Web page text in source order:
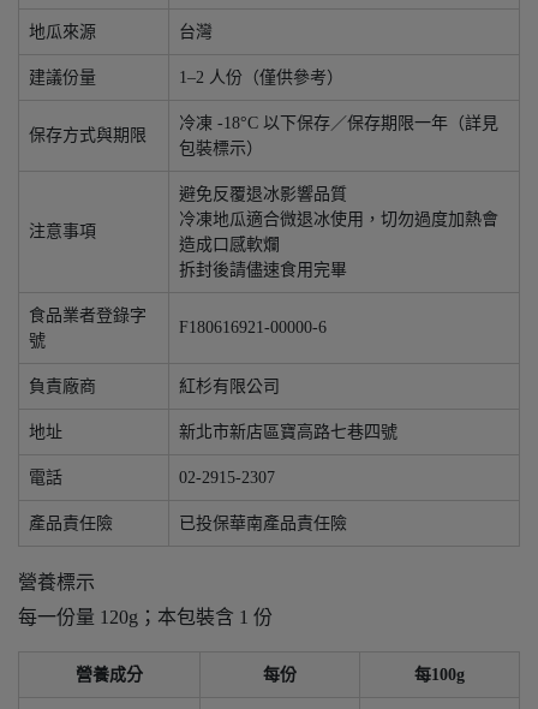
地瓜來源 台灣
建議份量 1–2 人份（僅供參考）
保存方式與期限
冷凍 -18°C 以下保存／保存期限一年（詳見
包裝標示）
注意事項
避免反覆退冰影響品質
冷凍地瓜適合微退冰使用，切勿過度加熱會
造成口感軟爛
拆封後請儘速食用完畢
食品業者登錄字
號
F180616921-00000-6
負責廠商 紅杉有限公司
地址 新北市新店區寶高路七巷四號
電話 02-2915-2307
產品責任險 已投保華南產品責任險
營養標示
每一份量 120g；本包裝含 1 份
營養成分 每份 每100g